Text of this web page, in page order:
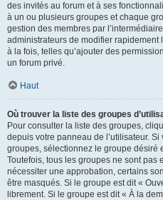
des invités au forum et à ses
à un ou plusieurs groupes et chaque
gestion des membres par
administrateurs de modifier
à la fois, telles qu’ajouter des
un forum privé.
Haut
Où trouver la liste des groupes
Pour consulter la liste des groupes,
depuis votre panneau de l’utilisateur.
groupes, sélectionnez le groupe désiré
Toutefois, tous les groupes ne sont pas
nécessiter une approbation, certains
être masqués. Si le groupe est dit «
librement. Si le groupe est dit « À la